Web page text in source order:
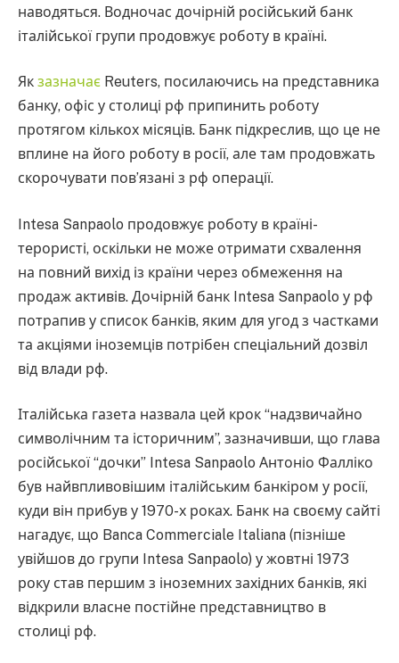
наводяться. Водночас дочірній російський банк
італійської групи продовжує роботу в країні.
Як зазначає Reuters, посилаючись на представника
банку, офіс у столиці рф припинить роботу
протягом кількох місяців. Банк підкреслив, що це не
вплине на його роботу в росії, але там продовжать
скорочувати пов’язані з рф операції.
Intesa Sanpaolo продовжує роботу в країні-
терористі, оскільки не може отримати схвалення
на повний вихід із країни через обмеження на
продаж активів. Дочірній банк Intesa Sanpaolo у рф
потрапив у список банків, яким для угод з частками
та акціями іноземців потрібен спеціальний дозвіл
від влади рф.
Італійська газета назвала цей крок “надзвичайно
символічним та історичним”, зазначивши, що глава
російської “дочки” Intesa Sanpaolo Антоніо Фалліко
був найвпливовішим італійським банкіром у росії,
куди він прибув у 1970-х роках. Банк на своєму сайті
нагадує, що Banca Commerciale Italiana (пізніше
увійшов до групи Intesa Sanpaolo) у жовтні 1973
року став першим з іноземних західних банків, які
відкрили власне постійне представництво в
столиці рф.